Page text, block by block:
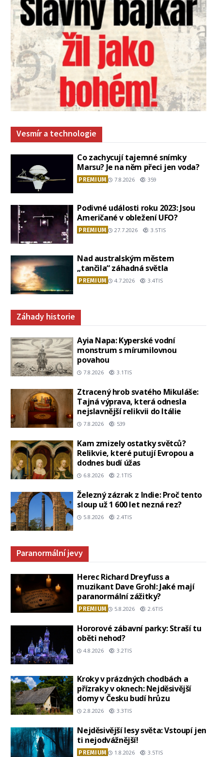
Vesmír a technologie
Co zachycují tajemné snímky
Marsu? Je na něm přeci jen voda?
PREMIUM 7.8.2026 359
Podivné události roku 2023: Jsou
Američané v obležení UFO?
PREMIUM 27.7.2026 3.5TIS
Nad australským městem
„tančila“ záhadná světla
PREMIUM 4.7.2026 3.4TIS
Záhady historie
Ayia Napa: Kyperské vodní
monstrum s mírumilovnou
povahou
7.8.2026 3.1TIS
Ztracený hrob svatého Mikuláše:
Tajná výprava, která odnesla
nejslavnější relikvii do Itálie
7.8.2026 539
Kam zmizely ostatky světců?
Relikvie, které putují Evropou a
dodnes budí úžas
6.8.2026 2.1TIS
Železný zázrak z Indie: Proč tento
sloup už 1 600 let nezná rez?
5.8.2026 2.4TIS
Paranormální jevy
Herec Richard Dreyfuss a
muzikant Dave Grohl: Jaké mají
paranormální zážitky?
PREMIUM 5.8.2026 2.6TIS
Hororové zábavní parky: Straší tu
oběti nehod?
4.8.2026 3.2TIS
Kroky v prázdných chodbách a
přízraky v oknech: Nejděsivější
domy v Česku budí hrůzu
2.8.2026 3.3TIS
Nejděsivější lesy světa: Vstoupí jen
ti nejodvážnější!
PREMIUM 1.8.2026 3.5TIS